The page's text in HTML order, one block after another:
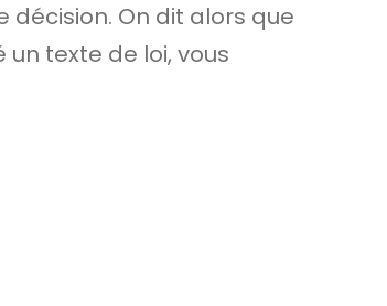
décision. On dit alors que
un texte de loi, vous